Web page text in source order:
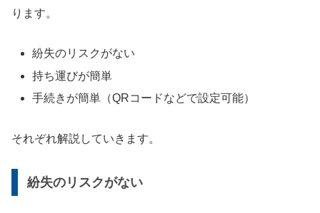
ります。
紛失のリスクがない
持ち運びが簡単
手続きが簡単（QRコードなどで設定可能）
それぞれ解説していきます。
紛失のリスクがない